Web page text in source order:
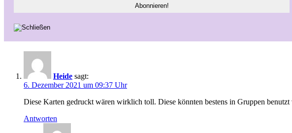
Heide sagt:
6. Dezember 2021 um 09:37 Uhr
Diese Karten gedruckt wären wirklich toll. Diese könnten bestens in Gruppen
Antworten